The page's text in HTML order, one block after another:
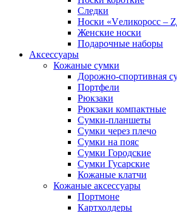
Следки
Носки «Vеликоросс –
Женские носки
Подарочные наборы
Аксессуары
Кожаные сумки
Дорожно-спортивная
Портфели
Рюкзаки
Рюкзаки компактные
Сумки-планшеты
Сумки через плечо
Сумки на пояс
Сумки Городские
Сумки Гусарские
Кожаные клатчи
Кожаные аксессуары
Портмоне
Картхолдеры